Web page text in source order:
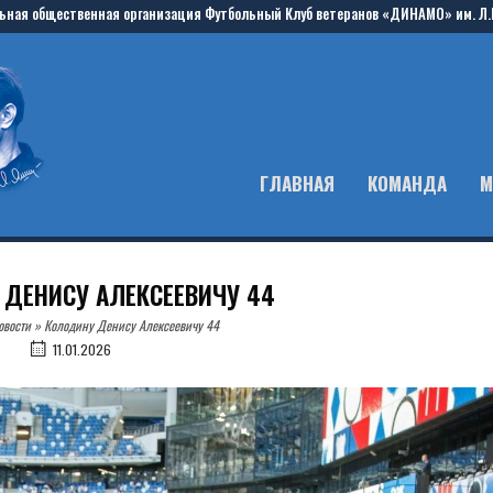
общественная организация Футбольный Клуб ветеранов «ДИНАМО» им.
ГЛАВНАЯ КОМАНДА
АЛЕКСЕЕВИЧУ 44
» Колодину Денису Алексеевичу 44
11.01.2026